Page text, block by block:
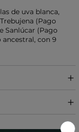
de uva blanca,
(Pago
Sanlúcar (Pago
con 9